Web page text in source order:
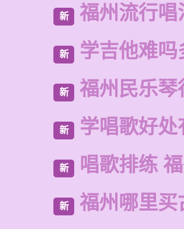
新 福州流行唱
新 学吉他难
新 福州民乐琴
新 学唱歌好
新 唱歌排练
新 福州哪里买